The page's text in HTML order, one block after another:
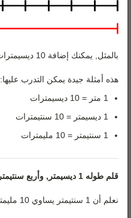
بالمثل, يمكنك إضافة 10 ديسيمترات لبعضها البعض وتكوين متر كامل.
هذه أمثلة جيدة يمكن التدرب عليها:
1 متر = 10 ديسيمترات
1 ديسيمتر = 10 سنتيمترات
1 سنتيمتر = 10 مليمترات
قلم طوله 1 ديسيمتر, وأربع سنتيمترات. كم طوله بالمليمترات؟
نعلم أن 1 سنتيمتر يساوي 10 مليمترات. لذا:
رياضيات 4
رياضيات 5